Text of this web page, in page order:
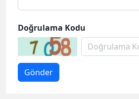
Doğrulama Kodu